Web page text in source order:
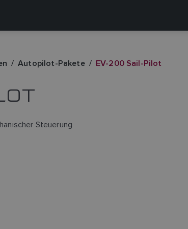
Autopilot-Pakete EV-200 Sail-Pilot
Steuerung